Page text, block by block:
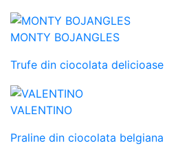
MONTY BOJANGLES
Trufe din ciocolata delicioase
VALENTINO
Praline din ciocolata belgiana